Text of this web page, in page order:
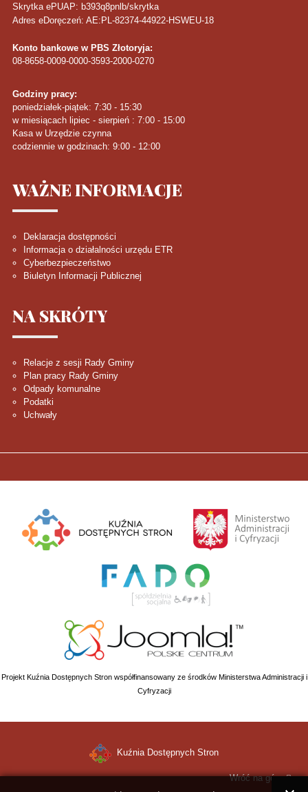
Skrytka ePUAP: b393q8pnlb/skrytka
Adres eDoręczeń: AE:PL-82374-44922-HSWEU-18
Konto bankowe w PBS Złotoryja:
08-8658-0009-0000-3593-2000-0270
Godziny pracy:
poniedziałek-piątek: 7:30 - 15:30
w miesiącach lipiec - sierpień : 7:00 - 15:00
Kasa w Urzędzie czynna
codziennie w godzinach: 9:00 - 12:00
WAŻNEINFORMACJE
Deklaracja dostępności
Informacja o działalności urzędu ETR
Cyberbezpieczeństwo
Biuletyn Informacji Publicznej
NA SKRÓTY
Relacje z sesji Rady Gminy
Plan pracy Rady Gminy
Odpady komunalne
Podatki
Uchwały
Projekt Kuźnia Dostępnych Stron współfinansowany ze środków Ministerstwa Administracji i
Cyfryzacji
Kuźnia Dostępnych Stron
Wróć na górę